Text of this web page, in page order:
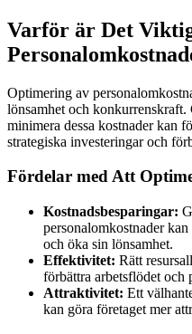
Varför är Det
Optimering av
lönsamhet och
minimera dessa kostnader kan
strategiska investeringar och
Fördelar med Att
Kostnadsbesparingar:
personalomkostnader
och öka sin lönsamhet.
Effektivitet: Rätt
förbättra arbetsflödet och
Attraktivitet: Ett
kan göra företaget mer